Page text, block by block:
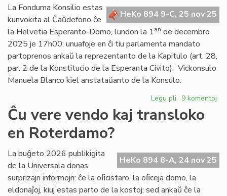
Virtuala
Movada
Foiro
de
la
6a
VK
HeKo 894 9-C, 25 nov 25
La Fonduma Konsilio estas
kunvokita al Ĉaŭdefono ĉe
la Helvetia Esperanto-Domo, lundon la 1an de decembro
2025 je 17h00; unuafoje en ĉi tiu parlamenta mandato
partoprenos ankaŭ la reprezentanto de la Kapitulo (art. 28,
par. 2 de la Konstitucio de la Esperanta Civito), Vickonsulo
Manuela Blanco kiel anstataŭanto de la Konsulo.
Legu pli pri
La
Konsilio
Esperanto
kunvokita
9 komentoj
Ĉu vere vendo kaj transloko
en Roterdamo?
HeKo 894 8-A, 24 nov 25
La buĝeto 2026 publikigita
de la Universala donas
surprizajn informojn: ĉe la oﬁcistaro, la oﬁceja domo, la
eldonaĵoj, kiuj estas parto de la kostoj; sed ankaŭ ĉe la